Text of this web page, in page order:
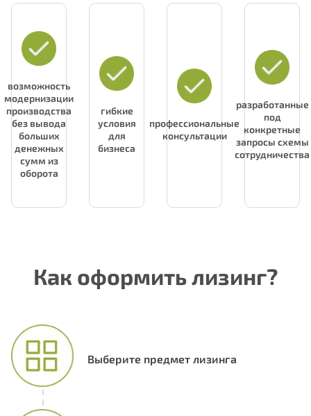
возможность
модернизации
производства
без вывода
больших
денежных
сумм из
оборота
гибкие
условия
для
бизнеса
профессиональные
консультации
разработанные
под
конкретные
запросы схемы
сотрудничества
Как оформить лизинг?
Выберите предмет лизинга